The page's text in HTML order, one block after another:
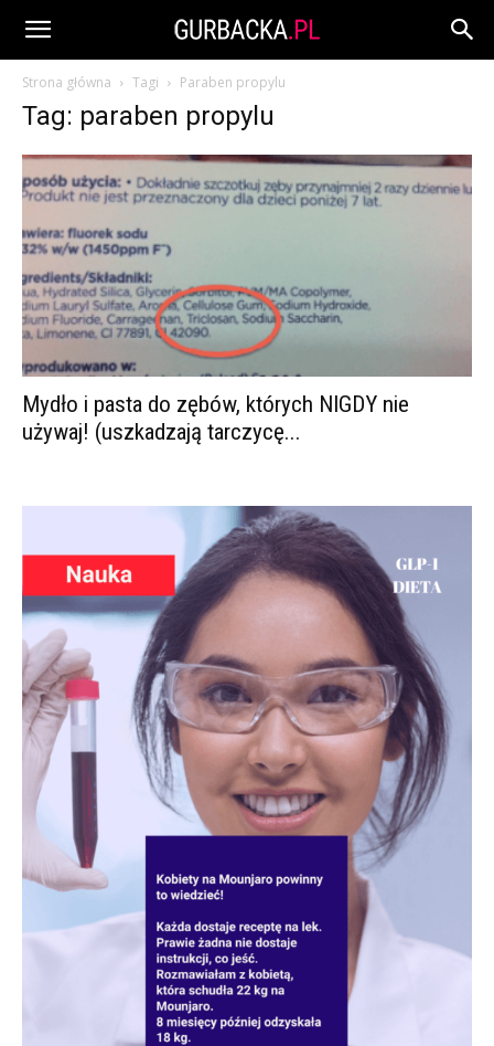
Strona główna Tagi Paraben propylu
Tag: paraben propylu
Mydło i pasta do zębów, których NIGDY nie
używaj! (uszkadzają tarczycę...